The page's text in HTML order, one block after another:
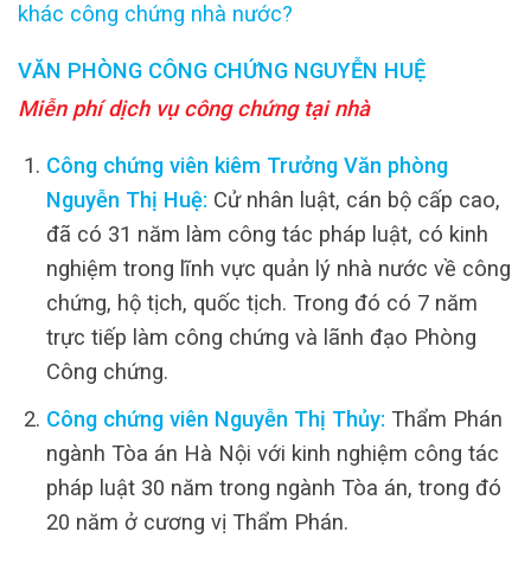
khác công chứng nhà nước?
VĂN PHÒNG CÔNG CHỨNG NGUYỄN HUỆ
Miễn phí dịch vụ công chứng tại nhà
Công chứng viên kiêm Trưởng Văn phòng
Nguyễn Thị Huệ: Cử nhân luật, cán bộ cấp cao,
đã có 31 năm làm công tác pháp luật, có kinh
nghiệm trong lĩnh vực quản lý nhà nước về công
chứng, hộ tịch, quốc tịch. Trong đó có 7 năm
trực tiếp làm công chứng và lãnh đạo Phòng
Công chứng.
Công chứng viên Nguyễn Thị Thủy: Thẩm Phán
ngành Tòa án Hà Nội với kinh nghiệm công tác
pháp luật 30 năm trong ngành Tòa án, trong đó
20 năm ở cương vị Thẩm Phán.